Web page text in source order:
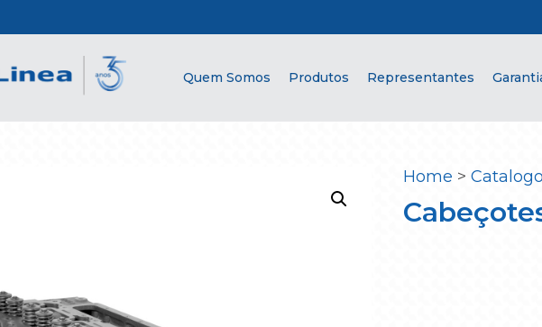
Quem Somos Produtos Representantes
Home > Catalogo